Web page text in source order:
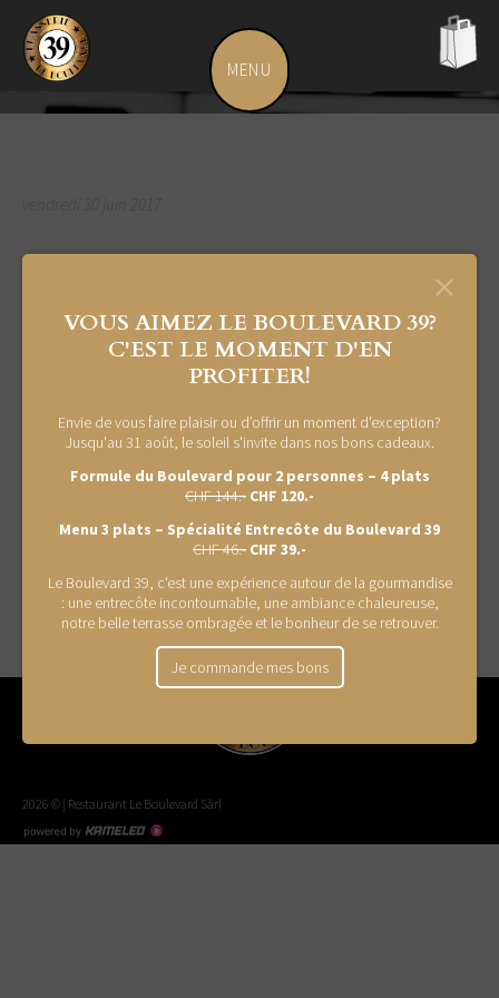
VOUS AIMEZ LE BOULEVARD 39?
C'EST LE MOMENT D'EN
PROFITER!
Envie de vous faire plaisir ou d’offrir un moment d'exception?
Jusqu'au 31 août, le soleil s'invite dans nos bons cadeaux.
Formule du Boulevard pour 2 personnes – 4 plats
CHF 144.- CHF 120.-
Menu 3 plats – Spécialité Entrecôte du Boulevard 39
CHF 46.- CHF 39.-
Le Boulevard 39, c'est une expérience autour de la gourmandise
: une entrecôte incontournable, une ambiance chaleureuse,
notre belle terrasse ombragée et le bonheur de se retrouver.
Je commande mes bons
leboulevard.ch
MENU
Fête privée
Le restaurant sera privatisé le Samedi 01 juillet pour les 50ans de
OUVERTURE DE LA CHASSE
25 SEPTEMBRE 2025
CARTE
2026 © | Restaurant Le Boulevard Sàrl
Création